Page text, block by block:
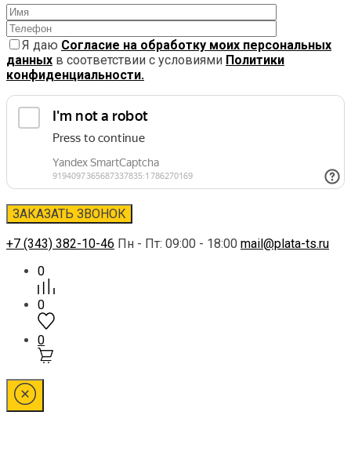
Я даю Согласие на обработку моих персональных
данных в соответствии с условиями Политики
конфиденциальности.
+7 (343) 382-10-46 Пн - Пт: 09:00 - 18:00 mail@plata-ts.ru
0
0
0